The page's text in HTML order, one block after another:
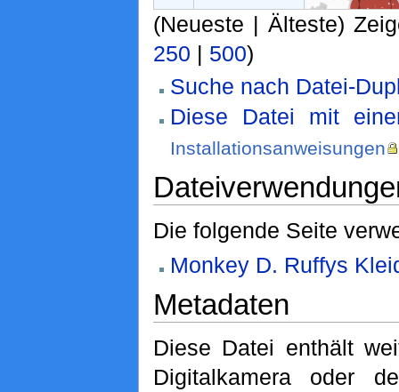
(Neueste | Älteste)
250 | 500)
Suche nach Datei-
Diese Datei mit
Installationsanweisungen
Die folgende Seite
Monkey D. Ruffys
Metadaten
Diese Datei enthält
Digitalkamera oder